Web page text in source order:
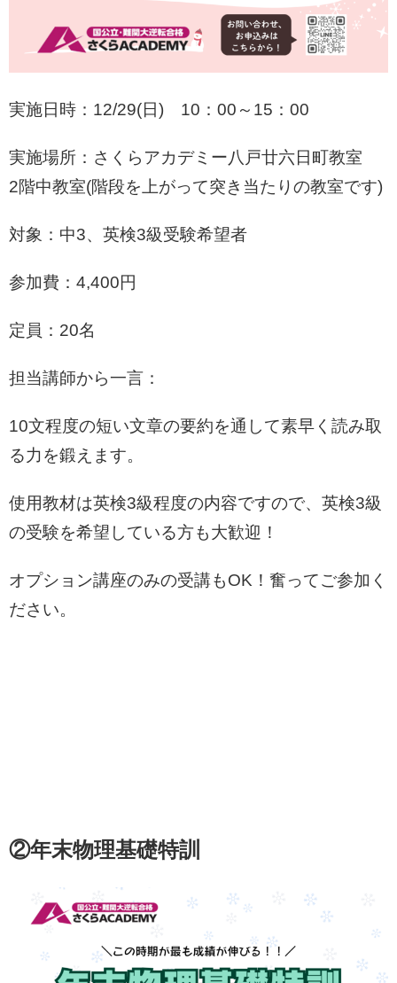
実施日時：12/29(日) 10：00～15：00
実施場所：さくらアカデミー八戸廿六日町教室
2階中教室(階段を上がって突き当たりの教室です)
対象：中3、英検3級受験希望者
参加費：4,400円
定員：20名
担当講師から一言：
10文程度の短い文章の要約を通して素早く読み取
る力を鍛えます。
使用教材は英検3級程度の内容ですので、英検3級
の受験を希望している方も大歓迎！
オプション講座のみの受講もOK！奮ってご参加く
ださい。
②年末物理基礎特訓